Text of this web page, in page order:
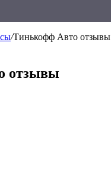
/Тинькофф Авто отзывы
отзывы